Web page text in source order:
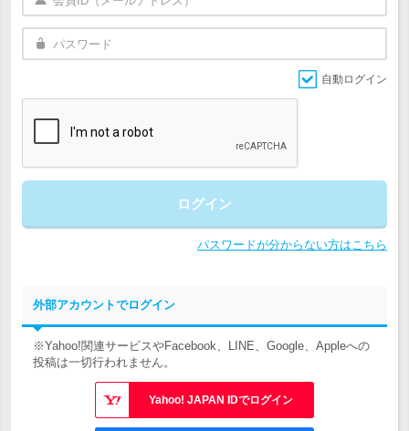
自動ログイン
ログイン
パスワードが分からない方はこちら
外部アカウントでログイン
※Yahoo!関連サービスやFacebook、LINE、Google、Appleへの
投稿は一切行われません。
Yahoo! JAPAN IDでログイン